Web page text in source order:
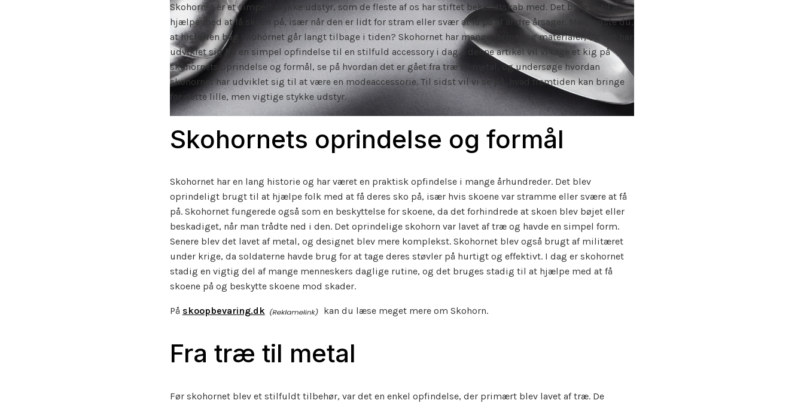
Skohornet er et simpelt stykke udstyr, som de fleste af os har stiftet bekendtskab med. Det bruges til at
hjælpe med at få skoen på, især når den er lidt for stram eller svær at få på af andre årsager. Men vidste du,
at historien bag skohornet går langt tilbage i tiden? Skohornet har mange former og materialer, og det har
udviklet sig fra en simpel opfindelse til en stilfuld accessory i dag. I denne artikel vil vi tage et kig på
skohornets oprindelse og formål, se på hvordan det er gået fra træ til metal, og undersøge hvordan
skohornet har udviklet sig til at være en modeaccessorie. Til sidst vil vi se på, hvad fremtiden kan bringe
for dette lille, men vigtige stykke udstyr.
Skohornets oprindelse og formål
Skohornet har en lang historie og har været en praktisk opfindelse i mange århundreder. Det blev
oprindeligt brugt til at hjælpe folk med at få deres sko på, især hvis skoene var stramme eller svære at få
på. Skohornet fungerede også som en beskyttelse for skoene, da det forhindrede at skoen blev bøjet eller
beskadiget, når man trådte ned i den. Det oprindelige skohorn var lavet af træ og havde en simpel form.
Senere blev det lavet af metal, og designet blev mere komplekst. Skohornet blev også brugt af militæret
under krige, da soldaterne havde brug for at tage deres støvler på hurtigt og effektivt. I dag er skohornet
stadig en vigtig del af mange menneskers daglige rutine, og det bruges stadig til at hjælpe med at få
skoene på og beskytte skoene mod skader.
På skoopbevaring.dk kan du læse meget mere om Skohorn.
Fra træ til metal
Før skohornet blev et stilfuldt tilbehør, var det en enkel opfindelse, der primært blev lavet af træ. De